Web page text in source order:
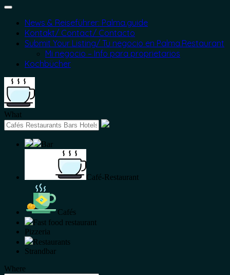
News & Reiseführer: Palma.guide
Kontakt/ Contact/ Contacto
Submit Your Listing/ Tu negocio en Palma.Restaurant
Mi negocio – Info para proprietarios
Kochbücher
What
Bar
Café-Restaurant
Cafés
Fast food restaurant
Pizzeria
Restaurants
Strandbar
Where